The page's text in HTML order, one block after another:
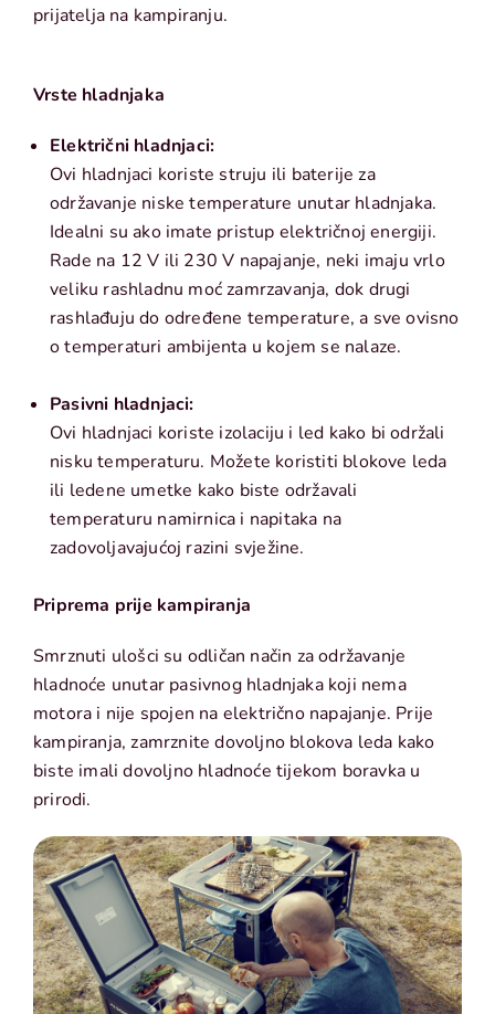
prijatelja na kampiranju.
Vrste hladnjaka
Električni hladnjaci:
Ovi hladnjaci koriste struju ili baterije za
održavanje niske temperature unutar hladnjaka.
Idealni su ako imate pristup električnoj energiji.
Rade na 12 V ili 230 V napajanje, neki imaju vrlo
veliku rashladnu moć zamrzavanja, dok drugi
rashlađuju do određene temperature, a sve ovisno
o temperaturi ambijenta u kojem se nalaze.
Pasivni hladnjaci:
Ovi hladnjaci koriste izolaciju i led kako bi održali
nisku temperaturu. Možete koristiti blokove leda
ili ledene umetke kako biste održavali
temperaturu namirnica i napitaka na
zadovoljavajućoj razini svježine.
Priprema prije kampiranja
Smrznuti ulošci su odličan način za održavanje
hladnoće unutar pasivnog hladnjaka koji nema
motora i nije spojen na električno napajanje. Prije
kampiranja, zamrznite dovoljno blokova leda kako
biste imali dovoljno hladnoće tijekom boravka u
prirodi.